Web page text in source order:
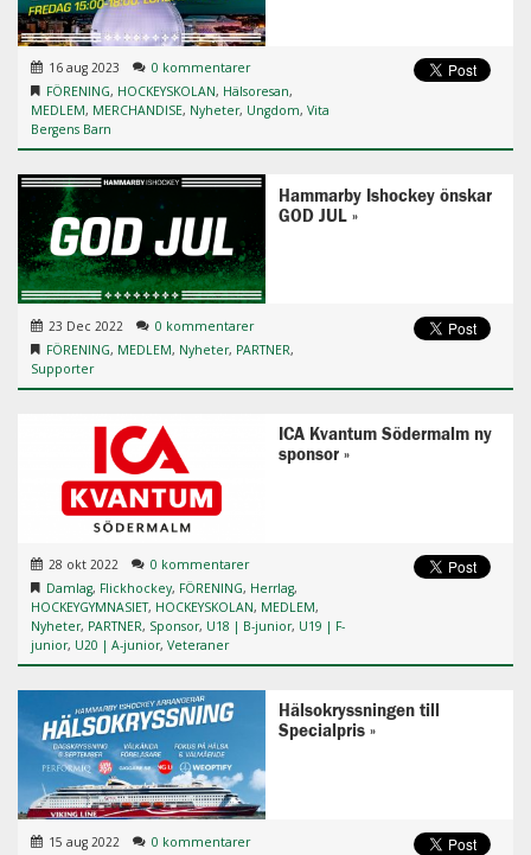
16 aug 2023
0 kommentarer
FÖRENING, HOCKEYSKOLAN, Hälsoresan,
MEDLEM, MERCHANDISE, Nyheter, Ungdom,Vita
Bergens Barn
Hammarby Ishockey önskar
GOD JUL
23 Dec 2022
0 kommentarer
FÖRENING, MEDLEM, Nyheter, PARTNER,
Supporter
ICA Kvantum Södermalm ny
sponsor
28 okt 2022
0 kommentarer
Damlag, Flickhockey, FÖRENING, Herrlag,
HOCKEYGYMNASIET, HOCKEYSKOLAN, MEDLEM,
Nyheter, PARTNER, Sponsor, U18 | B-junior, U19 | F-
junior, U20 | A-junior,Veteraner
Hälsokryssningen till
Specialpris
15 aug 2022
0 kommentarer